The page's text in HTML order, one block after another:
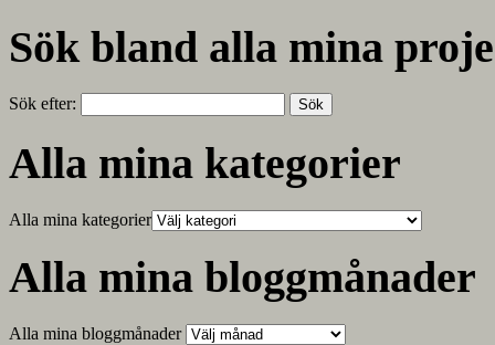
Sök bland alla mina
Sök efter:
Alla mina kategorier
Alla mina kategorier
Alla mina bloggmånader
Alla mina bloggmånader